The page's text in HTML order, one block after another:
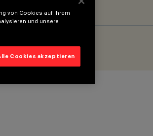
von Cookies auf Ihrem
und unsere
Cookies akzeptieren